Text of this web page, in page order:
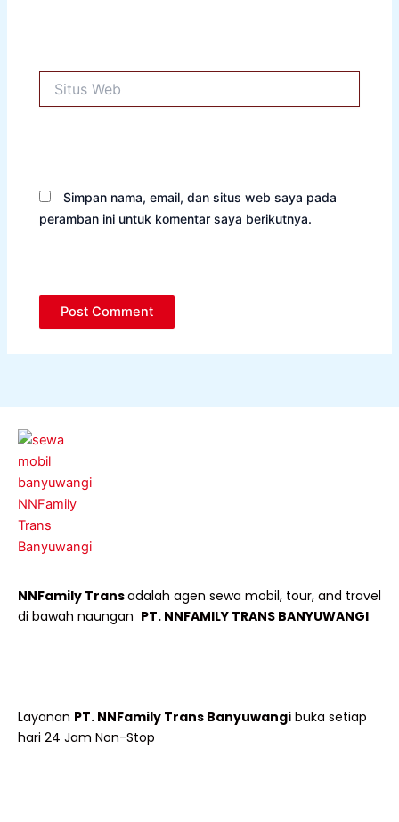
Web
Simpan nama, email, dan situs web saya pada
peramban ini untuk komentar saya berikutnya.
NNFamily Transadalah agen sewa mobil, tour, and travel
di bawah naungan PT. NNFAMILY TRANS BANYUWANGI
Layanan PT. NNFamily Trans Banyuwangi buka setiap
hari 24 Jam Non-Stop